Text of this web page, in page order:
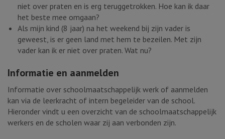
niet over praten en is erg teruggetrokken. Hoe kan ik daar
het beste mee omgaan?
Als mijn kind (8 jaar) na het weekend bij zijn vader is
geweest, is er geen land met hem te bezeilen. Met zijn
vader kan ik er niet over praten. Wat nu?
Informatie en aanmelden
Informatie over schoolmaatschappelijk werk of aanmelden
kan via de leerkracht of intern begeleider van de school.
Hieronder vindt u een overzicht van de schoolmaatschappelijk
werkers en de scholen waar zij aan verbonden zijn.